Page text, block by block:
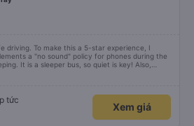
driving. To make this a 5-star experience, I
a "no sound" policy for phones during the
It is a sleeper bus, so quiet is key! Also,
clearly inside the cabin for convenience. I
im lặng (tắt âm thanh điện thoại) vào ban đêm
khác ngủ. Ngoài ra, nhà xe nên dán sẵn mật
khách dễ dàng sử dụng. Tôi vẫn sẽ tiếp tục ủng
tức
Xem giá